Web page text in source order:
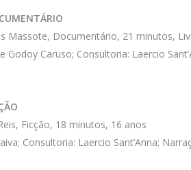
Massote, Documentário, 21 minutos,
Caruso; Consultoria: Laercio
Ficção, 18 minutos, 16 anos
Consultoria: Laercio Sant’Anna;